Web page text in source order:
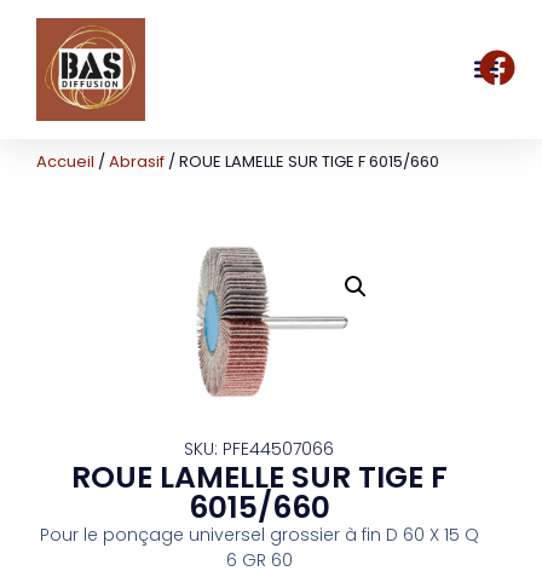
Accueil /Abrasif / ROUE LAMELLE SUR TIGE F 6015/660
SKU: PFE44507066
ROUE LAMELLE SUR TIGE F
6015/660
Pour le ponçage universel grossier à fin D 60 X 15 Q
6 GR 60